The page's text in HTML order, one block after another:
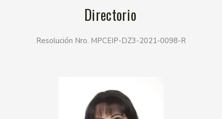
Directorio
Resolución Nro. MPCEIP-DZ3-2021-0098-R